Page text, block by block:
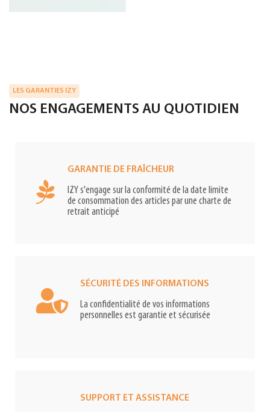
LES GARANTIES IZY
NOS ENGAGEMENTS AU QUOTIDIEN
GARANTIE DE FRAÎCHEUR
IZY s'engage sur la conformité de la date limite
de consommation des articles par une charte de
retrait anticipé
SÉCURITÉ DES INFORMATIONS
La confidentialité de vos informations
personnelles est garantie et sécurisée
SUPPORT ET ASSISTANCE